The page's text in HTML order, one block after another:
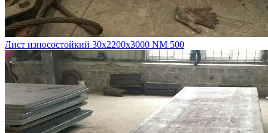
Лист износостойкий 30х2200х3000 NM 500